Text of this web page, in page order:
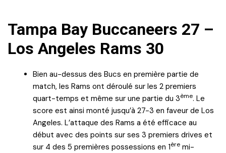
Tampa Bay Buccaneers 27 –
Los Angeles Rams 30
Bien au-dessus des Bucs en première partie de
match, les Rams ont déroulé sur les 2 premiers
quart-temps et même sur une partie du 3ème. Le
score est ainsi monté jusqu’à 27-3 en faveur de Los
Angeles. L’attaque des Rams a été efficace au
début avec des points sur ses 3 premiers drives et
sur 4 des 5 premières possessions en 1ère mi-